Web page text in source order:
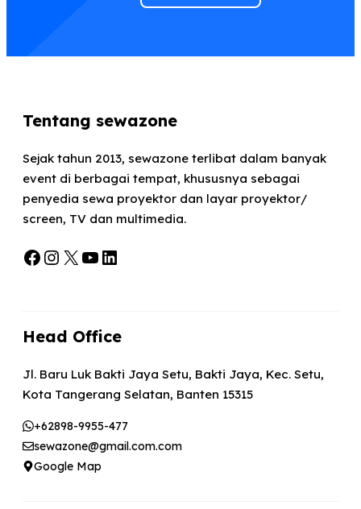
Tentang sewazone
Sejak tahun 2013, sewazone terlibat dalam banyak
event di berbagai tempat, khususnya sebagai
penyedia sewa proyektor dan layar proyektor/
screen, TV dan multimedia.
Facebook
Instagram
X YouTube
LinkedIn
Head Office
Jl. Baru Luk Bakti Jaya Setu, Bakti Jaya, Kec. Setu,
Kota Tangerang Selatan, Banten 15315
+62898-9955-477
sewazone@gmail.com.com
Google Map